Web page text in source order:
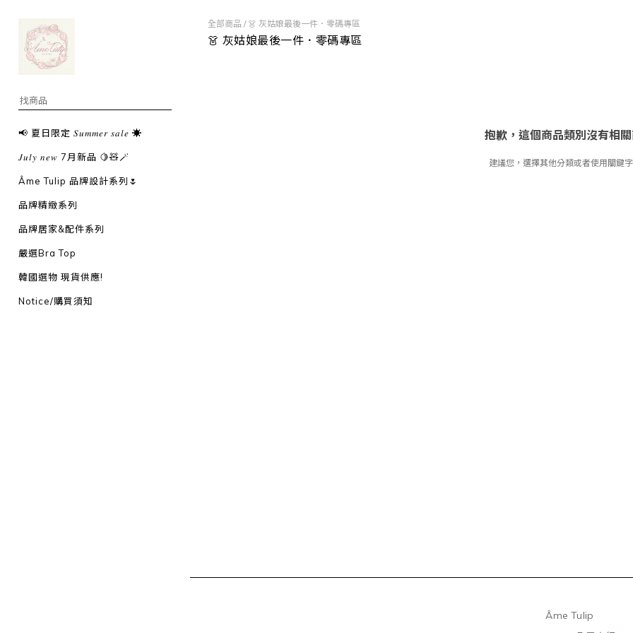
📢 夏日限定 𝑆𝑢𝑚𝑚𝑒𝑟 𝑠𝑎𝑙𝑒 ☀️
𝐽𝑢𝑙𝑦 𝑛𝑒𝑤 7月新品 🍋🧸🪄
Âme Tulip 品牌設計系列🌷
品牌精緻系列
品牌居家&配件系列
嚴選Bra Top
韓國選物 現貨供應!
Notice/購買須知
全部商品 / 👗 灰姑娘最後一件．零碼專區
👗 灰姑娘最後一件．零碼專區
抱歉，這個商品類別沒有相
建議您，選擇其他分類或者使用關鍵
Âme Tulip